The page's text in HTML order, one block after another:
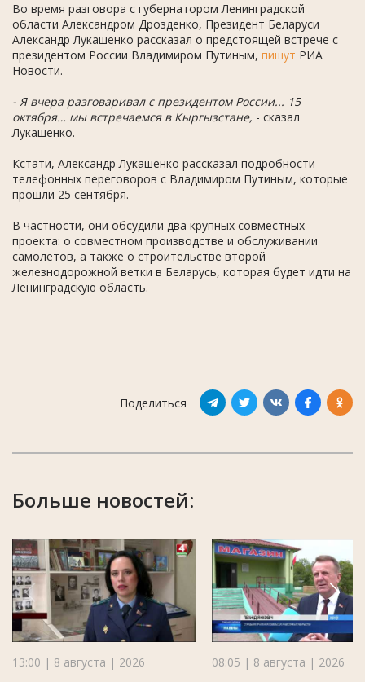
Во время разговора с губернатором Ленинградской
области Александром Дрозденко, Президент Беларуси
Александр Лукашенко рассказал о предстоящей встрече с
президентом России Владимиром Путиным, пишут РИА
Новости.
- Я вчера разговаривал с президентом России... 15
октября… мы встречаемся в Кыргызстане, - сказал
Лукашенко.
Кстати, Александр Лукашенко рассказал подробности
телефонных переговоров с Владимиром Путиным, которые
прошли 25 сентября.
В частности, они обсудили два крупных совместных
проекта: о совместном производстве и обслуживании
самолетов, а также о строительстве второй
железнодорожной ветки в Беларусь, которая будет идти на
Ленинградскую область.
Поделиться
Больше новостей:
13:00 | 8 августа | 2026 08:05 | 8 августа | 2026